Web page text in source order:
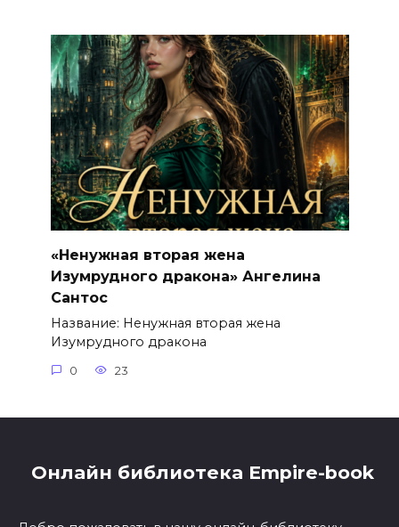
«Ненужная вторая жена
Изумрудного дракона» Ангелина
Сантос
Название: Ненужная вторая жена
Изумрудного дракона
0 23
Онлайн библиотека Empire-book